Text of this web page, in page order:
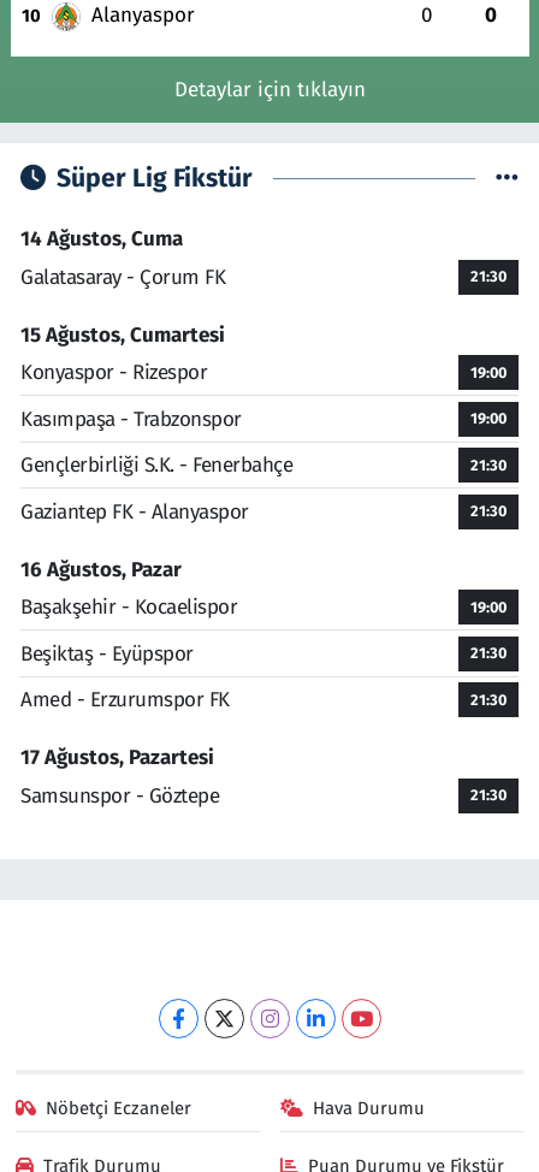
10 Alanyaspor 0 0
Detaylar için tıklayın
Süper Lig Fikstür
14 Ağustos, Cuma
Galatasaray - Çorum FK
21:30
15 Ağustos, Cumartesi
Konyaspor - Rizespor
19:00
Kasımpaşa - Trabzonspor 19:00
Gençlerbirliği S.K. - Fenerbahçe 21:30
Gaziantep FK - Alanyaspor 21:30
16 Ağustos, Pazar
Başakşehir - Kocaelispor
19:00
Beşiktaş - Eyüpspor 21:30
Amed - Erzurumspor FK 21:30
17 Ağustos, Pazartesi
Samsunspor - Göztepe
21:30
Nöbetçi Eczaneler Hava Durumu
Trafik Durumu Puan Durumu ve Fikstür